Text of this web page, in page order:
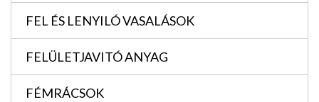
FEL ÉS LENYILÓ VASALÁSOK
FELÜLETJAVITÓ ANYAG
FÉMRÁCSOK